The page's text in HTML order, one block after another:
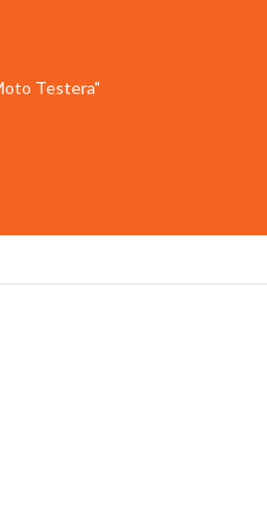
Testera"